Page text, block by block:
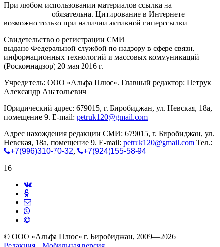
При любом использовании материалов ссылка на
обязательна. Цитирование в Интернете
возможно только при наличии активной гиперссылки.
Свидетельство о регистрации СМИ
выдано Федеральной службой по надзору в сфере связи,
информационных технологий и массовых коммуникаций
(Роскомнадзор) 20 мая 2016 г.
Учредитель: ООО «Альфа Плюс». Главный редактор: Петрук
Александр Анатольевич
Юридический адрес: 679015, г. Биробиджан, ул. Невская, 18а,
помещение 9. E-mail: petruk120@gmail.com
Адрес нахождения редакции СМИ: 679015, г. Биробиджан, ул.
Невская, 18а, помещение 9. E-mail: petruk120@gmail.com Тел.:
+7(996)310-70-32,
+7(924)155-58-94
16+
© ООО «Альфа Плюс» г. Биробиджан, 2009—2026
Редакция
Мобильная версия